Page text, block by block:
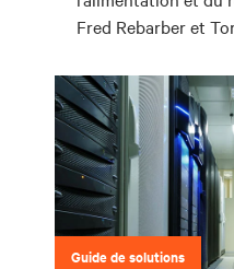
Fred Rebarber et
Guide de solutions